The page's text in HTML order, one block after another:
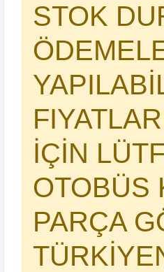
STOK
İÇİN
OTOBÜS
PARÇA